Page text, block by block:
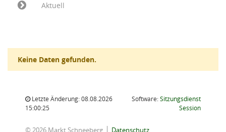
Aktuell
Keine Daten gefunden.
Letzte Änderung: 08.08.2026
15:00:25
Software:Sitzungsdienst
Session(Wird in
© 2026 Markt Schneeberg
Datenschutz